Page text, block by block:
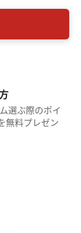
選ぶ際のポイ
無料プレゼン